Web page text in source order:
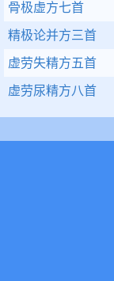
骨极虚方七首
精极论并方三首
虚劳失精方五首
虚劳尿精方八首